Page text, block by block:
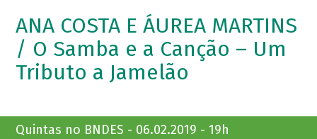
ANA COSTA E ÁUREA MARTINS
/ O Samba e a Canção – Um
Tributo a Jamelão
Quintas no BNDES - 06.02.2019 - 19h